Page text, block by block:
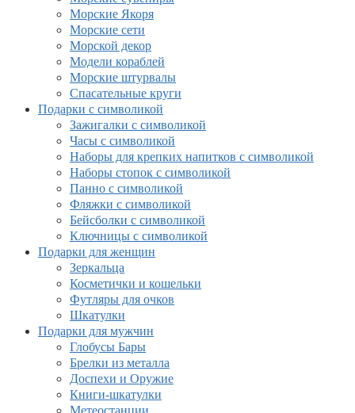
Морские Якоря
Морские сети
Морской декор
Модели кораблей
Морские штурвалы
Спасательные круги
Подарки с символикой
Зажигалки с символикой
Часы с символикой
Наборы для крепких напитков с символикой
Наборы стопок с символикой
Панно с символикой
Фляжки с символикой
Бейсболки с символикой
Ключницы с символикой
Подарки для женщин
Зеркальца
Косметички и кошельки
Футляры для очков
Шкатулки
Подарки для мужчин
Глобусы Бары
Брелки из металла
Доспехи и Оружие
Книги-шкатулки
Метеостанции